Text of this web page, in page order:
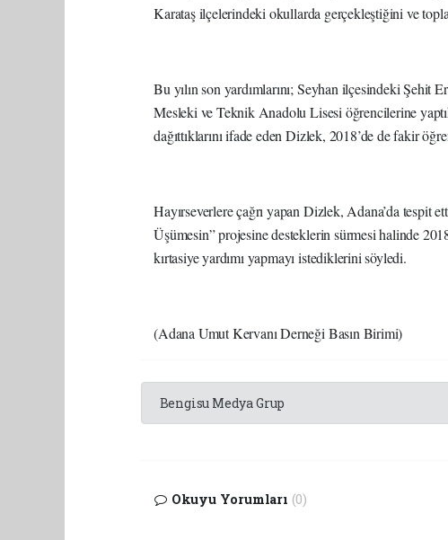
Karataş ilçelerindeki okullarda gerçekleştiğini ve
Bu yılın son yardımlarını; Seyhan ilçesindeki
Mesleki ve Teknik Anadolu Lisesi öğrencilerine
dağıttıklarını ifade eden Dizlek, 2018’de de fakir
Hayırseverlere çağrı yapan Dizlek, Adana’da
Üşümesin” projesine desteklerin sürmesi halinde
kırtasiye yardımı yapmayı istediklerini söyledi.
(Adana Umut Kervanı Derneği Basın Birimi)
Bengisu Medya Grup
Okuyu Yorumları (0)